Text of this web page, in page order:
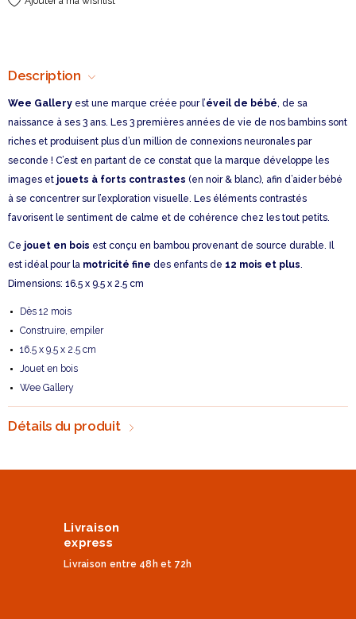
Description
Wee Gallery est une marque créée pour l’éveil de bébé, de sa
naissance à ses 3 ans. Les 3 premières années de vie de nos bambins sont
riches et produisent plus d’un million de connexions neuronales par
seconde ! C’est en partant de ce constat que la marque développe les
images et jouets à forts contrastes (en noir & blanc), afin d’aider bébé
à se concentrer sur l’exploration visuelle. Les éléments contrastés
favorisent le sentiment de calme et de cohérence chez les tout petits.
Ce jouet en bois est conçu en bambou provenant de source durable. Il
est idéal pour la motricité fine des enfants de 12 mois et plus.
Dimensions: 16.5 x 9.5 x 2.5 cm
Dès 12 mois
Construire, empiler
16.5 x 9.5 x 2.5 cm
Jouet en bois
Wee Gallery
Détails du produit
Livraison
express
Livraison entre 48h et 72h